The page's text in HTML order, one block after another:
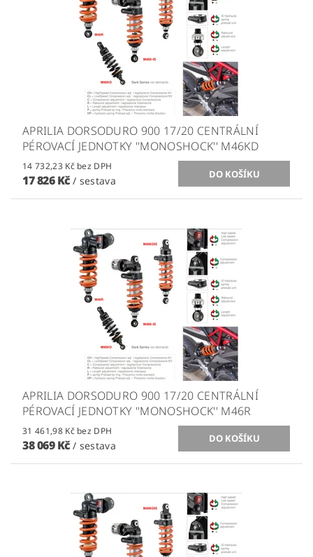
APRILIA DORSODURO 900 17/20 CENTRÁLNÍ
PÉROVACÍ JEDNOTKY ''MONOSHOCK'' M46KD
14 732,23 Kč bez DPH
17 826 Kč/ sestava
APRILIA DORSODURO 900 17/20 CENTRÁLNÍ
PÉROVACÍ JEDNOTKY ''MONOSHOCK'' M46R
31 461,98 Kč bez DPH
38 069 Kč/ sestava